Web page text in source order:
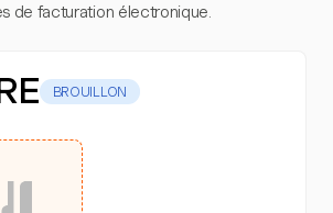
de facturation électronique.
BROUILLON